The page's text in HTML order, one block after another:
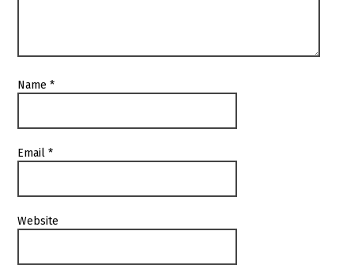
Name*
Email*
Website